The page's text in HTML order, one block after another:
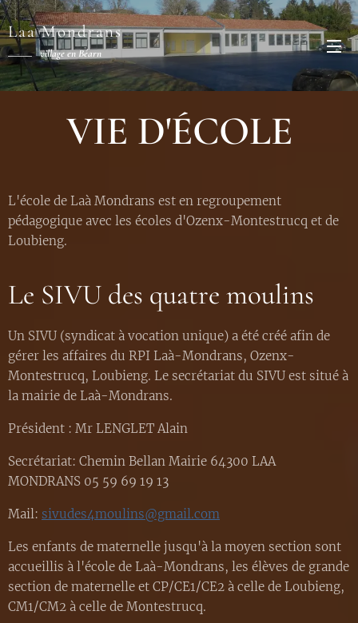
Laa Mondrans
village en Béarn
VIE D'ÉCOLE
L'école de Laà Mondrans est en regroupement
pédagogique avec les écoles d'Ozenx-Montestrucq et de
Loubieng.
Le SIVU des quatre moulins
Un SIVU (syndicat à vocation unique) a été créé afin de
gérer les affaires du RPI Laà-Mondrans, Ozenx-
Montestrucq, Loubieng. Le secrétariat du SIVU est situé à
la mairie de Laà-Mondrans.
Président : Mr LENGLET Alain
Secrétariat: Chemin Bellan Mairie 64300 LAA
MONDRANS 05 59 69 19 13
Mail: sivudes4moulins@gmail.com
Les enfants de maternelle jusqu'à la moyen section sont
accueillis à l'école de Laà-Mondrans, les élèves de grande
section de maternelle et CP/CE1/CE2 à celle de Loubieng,
CM1/CM2 à celle de Montestrucq.